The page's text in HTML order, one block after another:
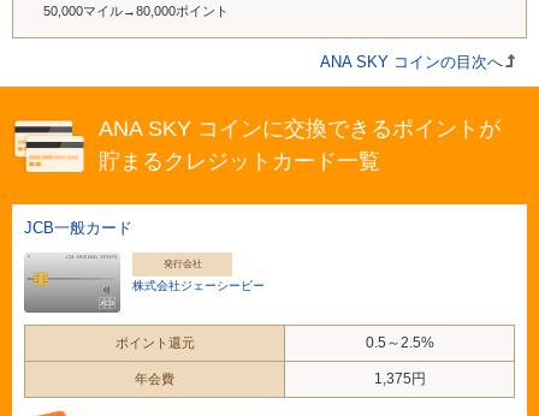
50,000マイル→80,000ポイント
ANA SKY コインの目次へ
ANA SKY コインに交換できるポイントが
貯まるクレジットカード一覧
JCB一般カード
発行会社
株式会社ジェーシービー
ポイント還元 0.5～2.5%
年会費 1,375円